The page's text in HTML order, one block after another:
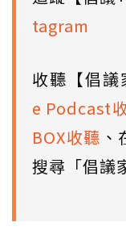
tagram
收聽【倡
e Podcast
BOX收聽 、
搜尋「倡議